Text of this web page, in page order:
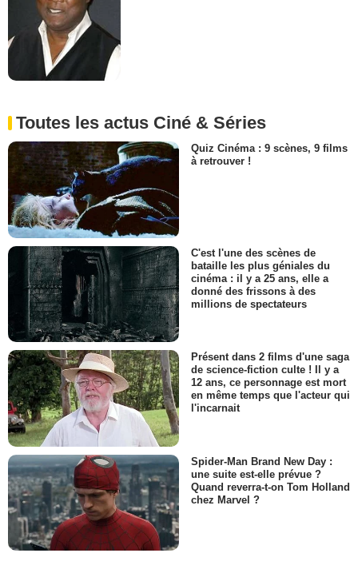
Toutes les actus Ciné & Séries
Quiz Cinéma : 9 scènes, 9 films
à retrouver !
C'est l'une des scènes de
bataille les plus géniales du
cinéma : il y a 25 ans, elle a
donné des frissons à des
millions de spectateurs
Présent dans 2 films d'une saga
de science-fiction culte ! Il y a
12 ans, ce personnage est mort
en même temps que l'acteur qui
l'incarnait
Spider-Man Brand New Day :
une suite est-elle prévue ?
Quand reverra-t-on Tom Holland
chez Marvel ?